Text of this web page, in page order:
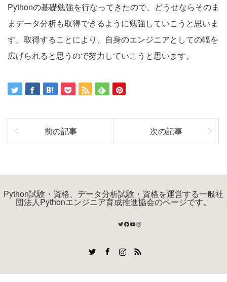
Pythonの基礎勉強を行なってきたので、どうせならそのま
まデータ分析も取得できるように勉強していこうと思いま
す。取得することにより、自身のエンジニアとしての幅を
広げられると思うので努力していこうと思います。
前の記事 次の記事
Python試験・資格、データ分析試験・資格を運営する一般社
団法人Pythonエンジニア育成推進協会のページです。
Twitter
Facebook
YouTube
Instagram
RSS